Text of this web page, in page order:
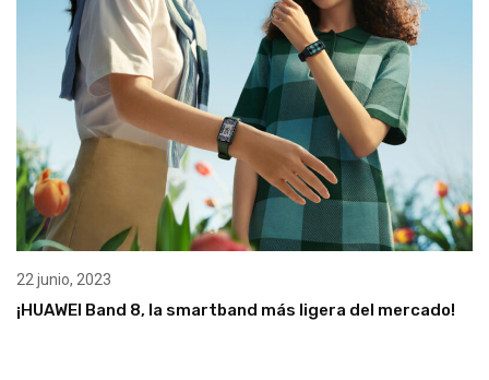
22 junio, 2023
¡HUAWEI Band 8, la smartband más ligera del mercado!